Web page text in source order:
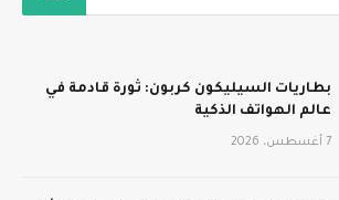
بطاريات السيليكون كربون: ثورة قادمة في
عالم الهواتف الذكية
7 أغسطس، 2026